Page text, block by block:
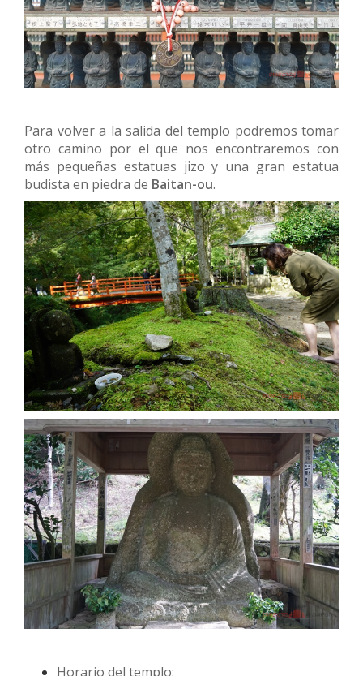
Para volver a la salida del templo podremos tomar
otro camino por el que nos encontraremos con
más pequeñas estatuas jizo y una gran estatua
budista en piedra de Baitan-ou.
Horario del templo: